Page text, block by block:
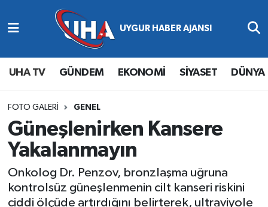
UHA TV GÜNDEM EKONOMİ SİYASET DÜNYA
FOTO GALERI GENEL
Güneşlenirken Kansere
Yakalanmayın
Onkolog Dr. Penzov, bronzlaşma uğruna
kontrolsüz güneşlenmenin cilt kanseri riskini
ciddi ölçüde artırdığını belirterek, ultraviyole
Abone Ol
Gündem
Ekonomi
Magazin
Siyaset
Spor
Nöbetçi Eczaneler
Hava Durumu
Namaz Vakitleri
Trafik Durumu
Süper Lig Puan Durumu ve Fikstür
Tüm Manşetler